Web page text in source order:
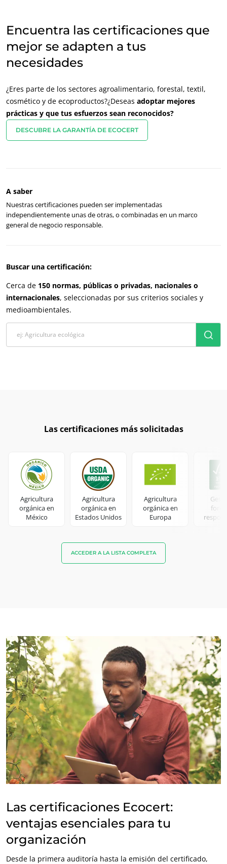
¿Quiénes somos?
Japón (japonés)
America
Brasil (portugués)
Canadá (francés)
Canadá (inglés)
México
Perú (español)
Francia (francés)
Italia (italiano)
Portugal (portugués)
Encuentra las certificaciones que
mejor se adapten a tus
necesidades
¿Eres parte de los sectores agroalimentario, forestal, textil,
cosmético y de ecoproductos?¿Deseas adoptar mejores
prácticas y que tus esfuerzos sean reconocidos?
DESCUBRE LA GARANTÍA DE ECOCERT
A saber
Nuestras certificaciones pueden ser implementadas
independientemente unas de otras, o combinadas en un marco
general de negocio responsable.
Buscar una certificación:
Cerca de 150 normas, públicas o privadas, nacionales o
internacionales, seleccionadas por sus criterios sociales y
medioambientales.
Las certificaciones más solicitadas
ACCEDER A LA LISTA COMPLETA
Agricultura
orgánica en
México
Agricultura
orgánica en
Estados Unidos
Agricultura
orgánica en
Europa
Las certificaciones Ecocert:
ventajas esenciales para tu
organización
Desde la primera auditoría hasta la emisión del certificado,